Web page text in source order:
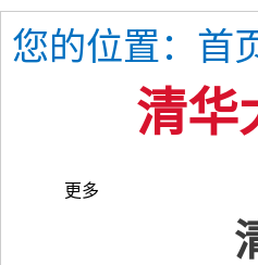
您的位置： 首
清华
更多